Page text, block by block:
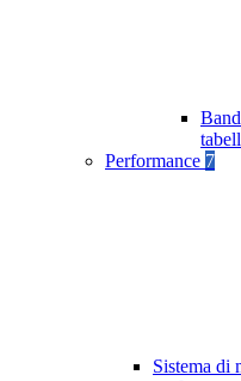
Performance 7
Sistema di